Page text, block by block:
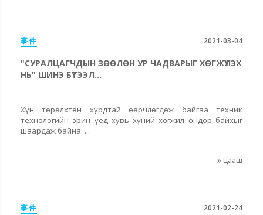
事件 2021-03-04
"СУРАЛЦАГЧДЫН ЗӨӨЛӨН УР ЧАДВАРЫГ ХӨГЖҮҮЛЭХ
НЬ" ШИНЭ БҮТЭЭЛ...
Хүн төрөлхтөн хурдтай өөрчлөгдөж байгаа техник
технологийн эрин үед хувь хүний хөгжил өндөр байхыг
шаардаж байна. ...
Цааш
事件 2021-02-24